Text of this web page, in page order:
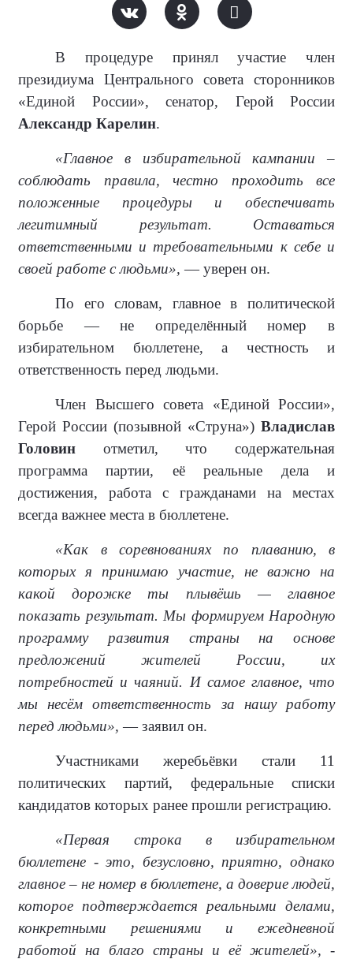
В процедуре принял участие член
президиума Центрального совета сторонников
«Единой России», сенатор, Герой России
Александр Карелин.
«Главное в избирательной кампании –
соблюдать правила, честно проходить все
положенные процедуры и обеспечивать
легитимный результат. Оставаться
ответственными и требовательными к себе и
своей работе с людьми», — уверен он.
По его словам, главное в политической
борьбе — не определённый номер в
избирательном бюллетене, а честность и
ответственность перед людьми.
Член Высшего совета «Единой России»,
Герой России (позывной «Струна») Владислав
Головин отметил, что содержательная
программа партии, её реальные дела и
достижения, работа с гражданами на местах
всегда важнее места в бюллетене.
«Как в соревнованиях по плаванию, в
которых я принимаю участие, не важно на
какой дорожке ты плывёшь — главное
показать результат. Мы формируем Народную
программу развития страны на основе
предложений жителей России, их
потребностей и чаяний. И самое главное, что
мы несём ответственность за нашу работу
перед людьми», — заявил он.
Участниками жеребьёвки стали 11
политических партий, федеральные списки
кандидатов которых ранее прошли регистрацию.
«Первая строка в избирательном
бюллетене - это, безусловно, приятно, однако
главное – не номер в бюллетене, а доверие людей,
которое подтверждается реальными делами,
конкретными решениями и ежедневной
работой на благо страны и её жителей», -